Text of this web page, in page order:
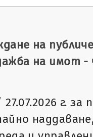
на
на имот
г. за
наддаване,